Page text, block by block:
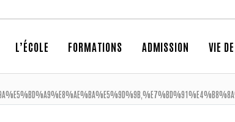
L’ÉCOLE FORMATIONS ADMISSION VIE